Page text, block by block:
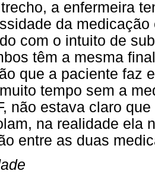
a enfermeira
da
com o intuito de
têm a mesma
que a paciente faz
tempo sem a
não estava claro
na realidade ela
entre as duas